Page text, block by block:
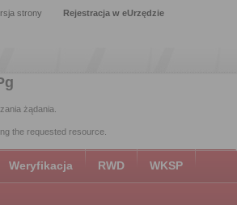
strony Rejestracja w eUrzędzie
żądania.
the requested resource.
Weryfikacja RWD WKSP